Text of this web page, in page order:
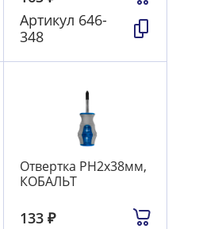
Артикул 646-
348
Отвертка PH2х38мм,
КОБАЛЬТ
133 ₽